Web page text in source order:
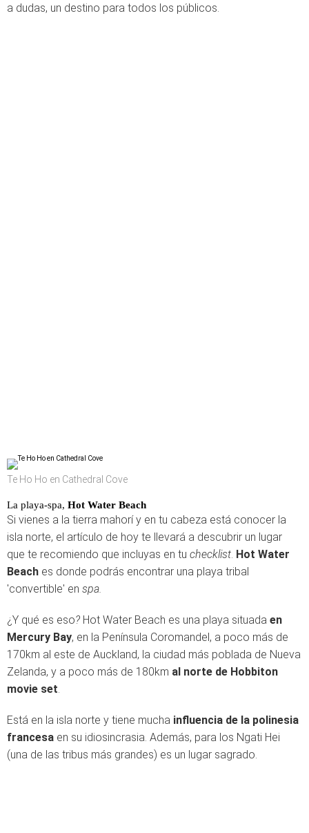
a dudas, un destino para todos los públicos.
Te Ho Ho en Cathedral Cove
La playa-spa, Hot Water Beach
Si vienes a la tierra mahorí y en tu cabeza está conocer la
isla norte, el artículo de hoy te llevará a descubrir un lugar
que te recomiendo que incluyas en tu checklist. Hot Water
Beach es donde podrás encontrar una playa tribal
'convertible' en spa.
¿Y qué es eso? Hot Water Beach es una playa situada en
Mercury Bay, en la Península Coromandel, a poco más de
170km al este de Auckland, la ciudad más poblada de Nueva
Zelanda, y a poco más de 180km al norte de Hobbiton
movie set.
Está en la isla norte y tiene mucha influencia de la polinesia
francesa en su idiosincrasia. Además, para los Ngati Hei
(una de las tribus más grandes) es un lugar sagrado.